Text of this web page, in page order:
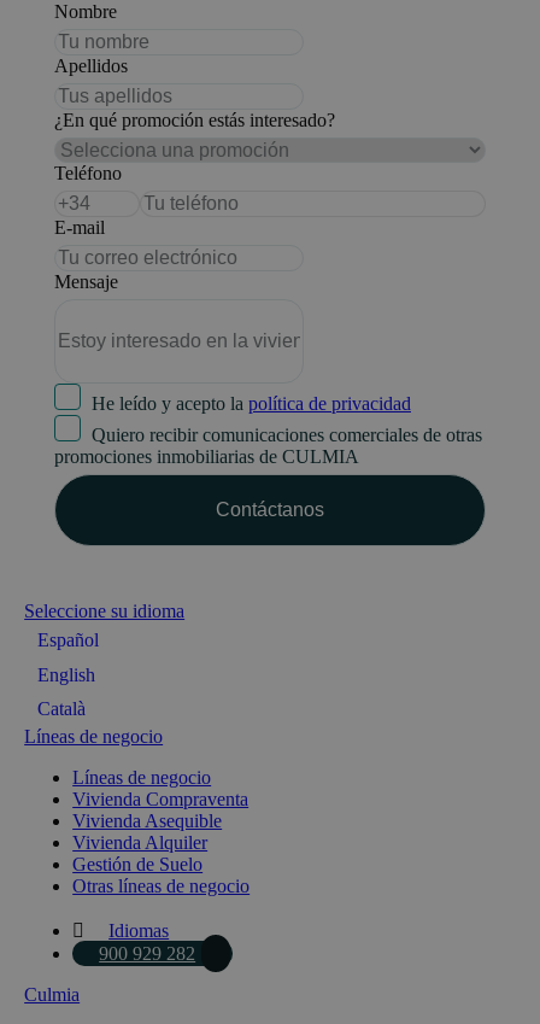
Nombre
Apellidos
¿En qué promoción estás interesado?
Teléfono
E-mail
Mensaje
He leído y acepto la política de privacidad
Quiero recibir comunicaciones comerciales de otras
promociones inmobiliarias de CULMIA
Seleccione su idioma
Español
English
Català
Líneas de negocio
Líneas de negocio
Vivienda Compraventa
Vivienda Asequible
Vivienda Alquiler
Gestión de Suelo
Otras líneas de negocio
Idiomas
900 929 282
Culmia